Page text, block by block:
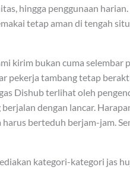
hingga penggunaan harian.
tetap aman di tengah
kirim bukan cuma selembar
pekerja tambang tetap
Dishub terlihat oleh
dengan lancar.
berteduh berjam-jam.
kategori-kategori jas